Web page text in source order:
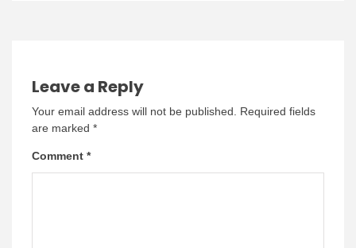
Leave a Reply
Your email address will not be published.
Required fields
are marked *
Comment *